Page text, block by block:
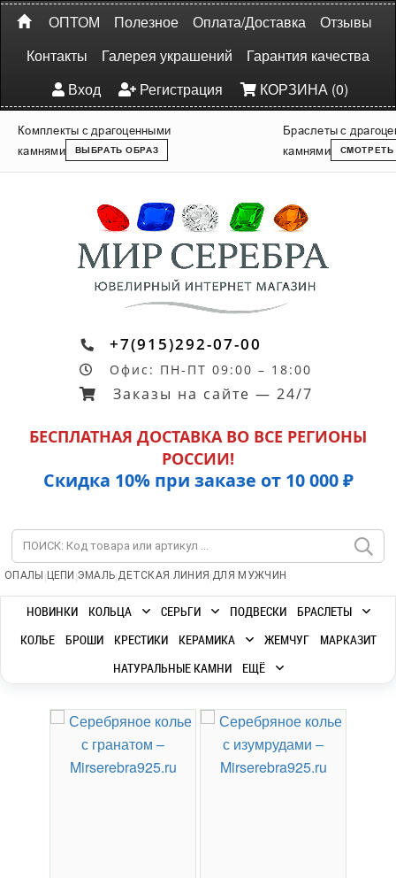
ОПТОМ Полезное Оплата/Доставка
Отзывы
Контакты
Галерея украшений
Гарантия качества
Вход
Регистрация КОРЗИНА (0)
Комплекты с драгоценными
камнями
ВЫБРАТЬ ОБРАЗ
Браслеты с
камнями
СМОТРЕТЬ
+7(915)292-07-00
Офис: ПН-ПТ 09:00 – 18:00
Заказы на сайте — 24/7
БЕСПЛАТНАЯ ДОСТАВКА ВО ВСЕ РЕГИОНЫ
РОССИИ!
Скидка 10% при заказе от 10 000 ₽
ОПАЛЫ | ЦЕПИ |ЭМАЛЬ|ДЕТСКАЯ ЛИНИЯ |ДЛЯ МУЖЧИН
НОВИНКИ КОЛЬЦА СЕРЬГИ ПОДВЕСКИ
БРАСЛЕТЫ
КОЛЬЕ
БРОШИ КРЕСТИКИ КЕРАМИКА ЖЕМЧУГ
МАРКАЗИТ
НАТУРАЛЬНЫЕ КАМНИ
ЕЩЁ